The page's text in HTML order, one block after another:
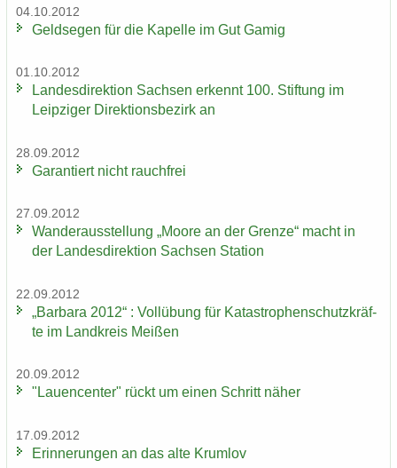
04.10.2012
Geld­se­gen für die Ka­pel­le im Gut Gamig
01.10.2012
Lan­des­di­rek­ti­on Sach­sen er­kennt 100. Stif­tung im
Leip­zi­ger Di­rek­ti­ons­be­zirk an
28.09.2012
Ga­ran­tiert nicht rauch­frei
27.09.2012
Wan­der­aus­stel­lung „Moore an der Gren­ze“ macht in
der Lan­des­di­rek­ti­on Sach­sen Sta­ti­on
22.09.2012
„Bar­ba­ra 2012“ : Voll­übung für Ka­ta­stro­phen­schutz­kräf­
te im Land­kreis Mei­ßen
20.09.2012
"Lau­en­cen­ter" rückt um einen Schritt näher
17.09.2012
Er­in­ne­run­gen an das alte Krum­lov